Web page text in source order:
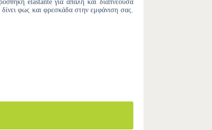
elastante για απαλή και διαπνέουσα
φως και φρεσκάδα στην εμφάνιση σας.